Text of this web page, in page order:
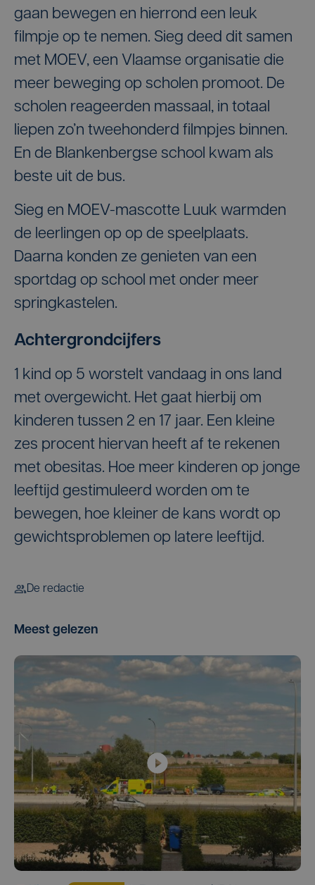
gaan bewegen en hierrond een leuk
filmpje op te nemen. Sieg deed dit samen
met MOEV, een Vlaamse organisatie die
meer beweging op scholen promoot. De
scholen reageerden massaal, in totaal
liepen zo’n tweehonderd filmpjes binnen.
En de Blankenbergse school kwam als
beste uit de bus.
Sieg en MOEV-mascotte Luuk warmden
de leerlingen op op de speelplaats.
Daarna konden ze genieten van een
sportdag op school met onder meer
springkastelen.
Achtergrondcijfers
1 kind op 5 worstelt vandaag in ons land
met overgewicht. Het gaat hierbij om
kinderen tussen 2 en 17 jaar. Een kleine
zes procent hiervan heeft af te rekenen
met obesitas. Hoe meer kinderen op jonge
leeftijd gestimuleerd worden om te
bewegen, hoe kleiner de kans wordt op
gewichtsproblemen op latere leeftijd.
De redactie
Meest gelezen